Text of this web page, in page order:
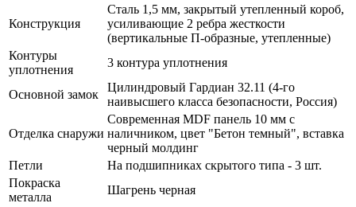
Конструкция
Сталь 1,5 мм, закрытый утепленный короб,
усиливающие 2 ребра жесткости
(вертикальные П-образные, утепленные)
Контуры
уплотнения
3 контура уплотнения
Основной замок
Цилиндровый Гардиан 32.11 (4-го
наивысшего класса безопасности, Россия)
Отделка снаружи
Современная MDF панель 10 мм с
наличником, цвет "Бетон темный", вставка
черный молдинг
Петли
На подшипниках скрытого типа - 3 шт.
Покраска
металла
Шагрень черная